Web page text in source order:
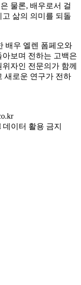
물론, 배우로서 걸
삶의 의미를 되돌
배우 엘렌 폼페오와
보며 전하는 고백은
자인 전문의가 함께
새로운 연구가 전하
이터 활용 금지